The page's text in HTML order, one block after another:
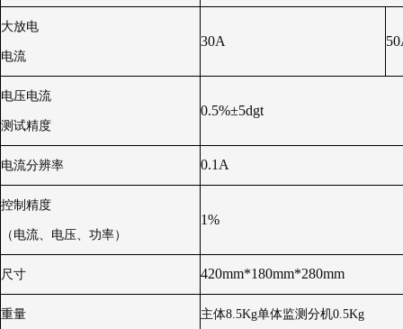
大放电
电流
30A
电压电流
测试精度
0.5%±5dgt
电流分辨率 0.1A
控制精度
（电流、电压、功率）
1%
尺寸 420mm*180mm*280mm
重量 主体8.5Kg单体监测分机0.5Kg